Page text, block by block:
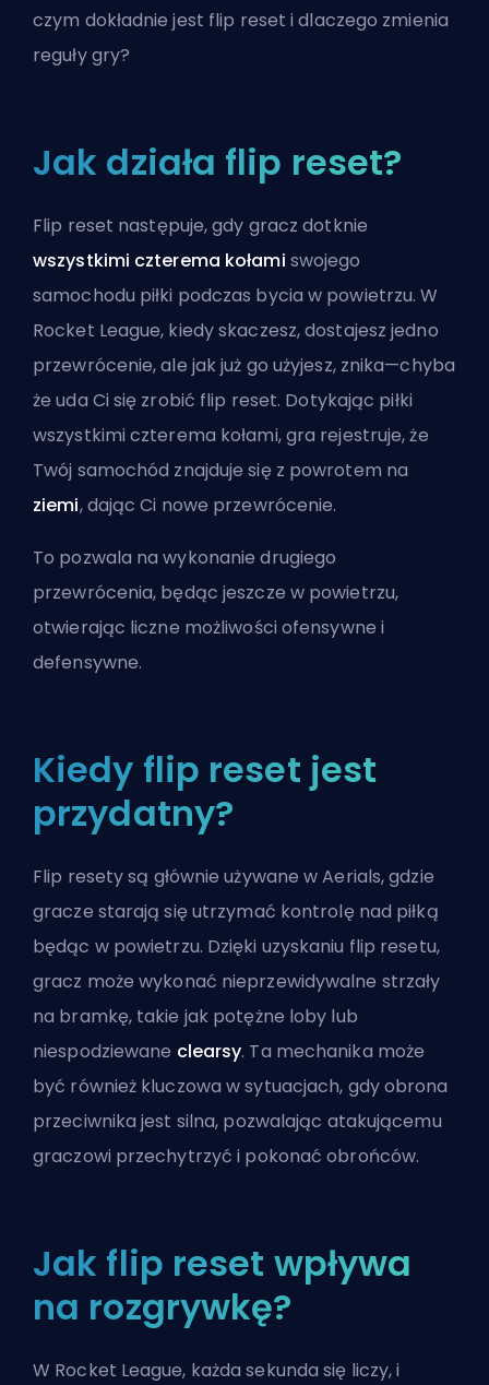
czym dokładnie jest flip reset i dlaczego zmienia
reguły gry?
Jak działa flip reset?
Flip reset następuje, gdy gracz dotknie
wszystkimi czterema kołami swojego
samochodu piłki podczas bycia w powietrzu. W
Rocket League, kiedy skaczesz, dostajesz jedno
przewrócenie, ale jak już go użyjesz, znika—chyba
że uda Ci się zrobić flip reset. Dotykając piłki
wszystkimi czterema kołami, gra rejestruje, że
Twój samochód znajduje się z powrotem na
ziemi, dając Ci nowe przewrócenie.
To pozwala na wykonanie drugiego
przewrócenia, będąc jeszcze w powietrzu,
otwierając liczne możliwości ofensywne i
defensywne.
Kiedy flip reset jest
przydatny?
Flip resety są głównie używane wAerials, gdzie
gracze starają się utrzymać kontrolę nad piłką
będąc w powietrzu. Dzięki uzyskaniu flip resetu,
gracz może wykonać nieprzewidywalne strzały
na bramkę, takie jak potężne loby lub
niespodziewane clearsy. Ta mechanika może
być również kluczowa w sytuacjach, gdy obrona
przeciwnika jest silna, pozwalając atakującemu
graczowi przechytrzyć i pokonać obrońców.
Jak flip reset wpływa
na rozgrywkę?
W Rocket League, każda sekunda się liczy, i